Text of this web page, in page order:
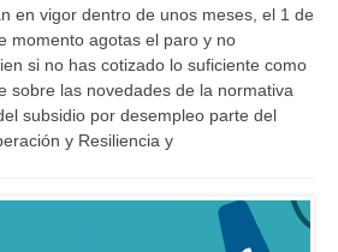
en vigor dentro de unos meses, el 1 de
momento agotas el paro y no
si no has cotizado lo suficiente como
sobre las novedades de la normativa
subsidio por desempleo parte del
y Resiliencia y